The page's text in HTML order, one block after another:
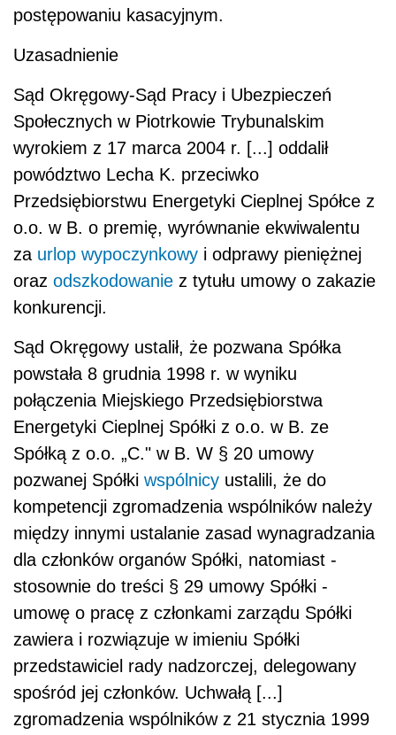
postępowaniu kasacyjnym.
Uzasadnienie
Sąd Okręgowy-Sąd Pracy i Ubezpieczeń
Społecznych w Piotrkowie Trybunalskim
wyrokiem z 17 marca 2004 r. [...] oddalił
powództwo Lecha K. przeciwko
Przedsiębiorstwu Energetyki Cieplnej Spółce z
o.o. w B. o premię, wyrównanie ekwiwalentu
za urlop wypoczynkowy i odprawy pieniężnej
oraz odszkodowanie z tytułu umowy o zakazie
konkurencji.
Sąd Okręgowy ustalił, że pozwana Spółka
powstała 8 grudnia 1998 r. w wyniku
połączenia Miejskiego Przedsiębiorstwa
Energetyki Cieplnej Spółki z o.o. w B. ze
Spółką z o.o. „C." w B. W § 20 umowy
pozwanej Spółki wspólnicy ustalili, że do
kompetencji zgromadzenia wspólników należy
między innymi ustalanie zasad wynagradzania
dla członków organów Spółki, natomiast -
stosownie do treści § 29 umowy Spółki -
umowę o pracę z członkami zarządu Spółki
zawiera i rozwiązuje w imieniu Spółki
przedstawiciel rady nadzorczej, delegowany
spośród jej członków. Uchwałą [...]
zgromadzenia wspólników z 21 stycznia 1999